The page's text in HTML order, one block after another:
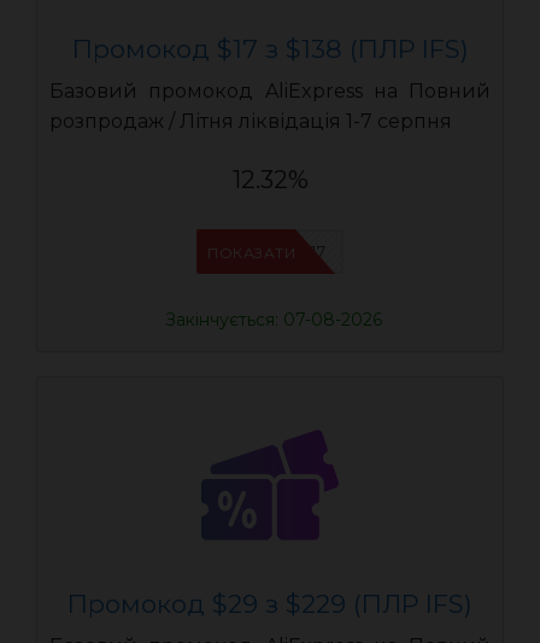
Промокод $17 з $138 (ПЛР IFS)
Базовий промокод AliExpress на Повний
розпродаж / Літня ліквідація 1-7 серпня
12.32%
IFSCDUA17
ПОКАЗАТИ
Закінчується: 07-08-2026
Промокод $29 з $229 (ПЛР IFS)